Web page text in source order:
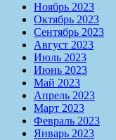
Ноябрь 2023
Октябрь 2023
Сентябрь 2023
Август 2023
Июль 2023
Июнь 2023
Май 2023
Апрель 2023
Март 2023
Февраль 2023
Январь 2023